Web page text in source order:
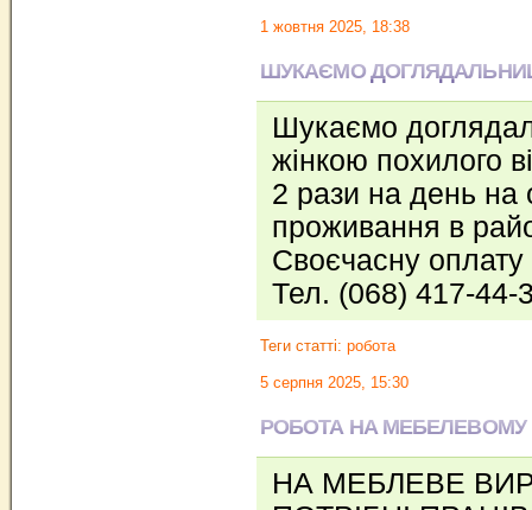
1 жовтня 2025, 18:38
ШУКАЄМО
Шукаємо
жінкою похилого
2 рази на день на
проживання в
Своєчасну оплату
Тел. (068) 417-44-
Теги статті: робота
5 серпня 2025, 15:30
РОБОТА НА МЕБЕЛЕВОМУ
НА МЕБЛЕВЕ